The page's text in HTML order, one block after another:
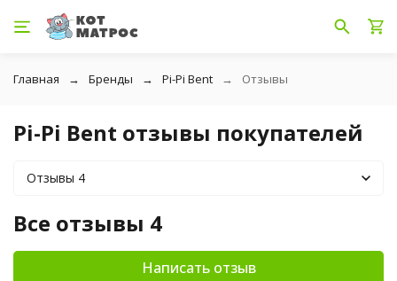
Главная Бренды Pi-Pi Bent Отзывы
Pi-Pi Bent отзывы покупателей
Отзывы 4
Все отзывы 4
Написать отзыв